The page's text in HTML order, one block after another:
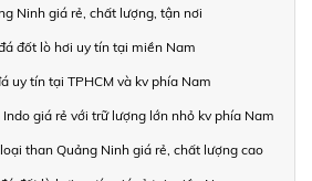
Ninh giá rẻ, chất lượng, tận nơi
đốt lò hơi uy tín tại miền Nam
uy tín tại TPHCM và kv phía Nam
giá rẻ với trữ lượng lớn nhỏ kv phía Nam
than Quảng Ninh giá rẻ, chất lượng cao